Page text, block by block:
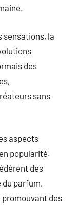
sensations, la
des
sans
aspects
popularité.
des
du parfum,
promouvant des